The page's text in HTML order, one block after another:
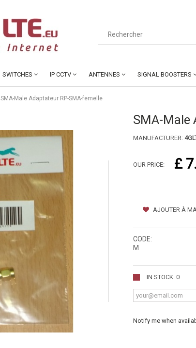
SWITCHES IP CCTV ANTENNES SIGNAL BOOSTERS
SMA-Male Adaptateur RP-SMA-femelle
SMA-Male
MANUFACTURER:
OUR PRICE: £
AJOUTER À
CODE:
M
IN STOCK: 0
Notify me when